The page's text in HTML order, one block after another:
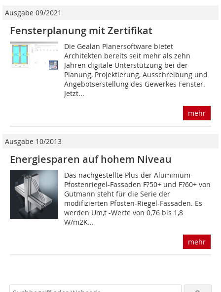
Ausgabe 09/2021
Fensterplanung mit Zertifikat
Die Gealan Planersoftware bietet
Architekten bereits seit mehr als zehn
Jahren digitale Unterstützung bei der
Planung, Projektierung, Ausschreibung und
Angebotserstellung des Gewerkes Fenster.
Jetzt...
mehr
Ausgabe 10/2013
Energiesparen auf hohem Niveau
Das nachgestellte Plus der Aluminium-
Pfostenriegel-Fassaden F?50+ und F?60+ von
Gutmann steht für die Serie der
modifizierten Pfosten-Riegel-Fassaden. Es
werden Um,t -Werte von 0,76 bis 1,8
W/m2K...
mehr